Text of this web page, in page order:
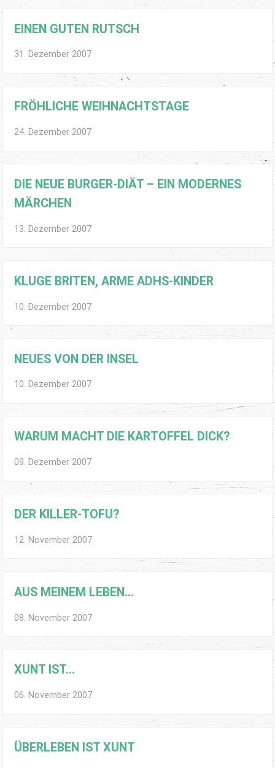
EINEN GUTEN RUTSCH
31. Dezember 2007
FRÖHLICHE WEIHNACHTSTAGE
24. Dezember 2007
DIE NEUE BURGER-DIÄT – EIN MODERNES
MÄRCHEN
13. Dezember 2007
KLUGE BRITEN, ARME ADHS-KINDER
10. Dezember 2007
NEUES VON DER INSEL
10. Dezember 2007
WARUM MACHT DIE KARTOFFEL DICK?
09. Dezember 2007
DER KILLER-TOFU?
12. November 2007
AUS MEINEM LEBEN…
08. November 2007
XUNT IST…
06. November 2007
ÜBERLEBEN IST XUNT